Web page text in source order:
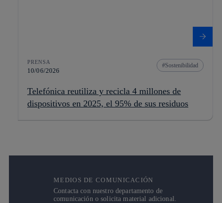
PRENSA
10/06/2026
Sostenibilidad
Telefónica reutiliza y recicla 4 millones de
dispositivos en 2025, el 95% de sus residuos
MEDIOS DE COMUNICACIÓN
Contacta con nuestro departamento de
comunicación o solicita material adicional.